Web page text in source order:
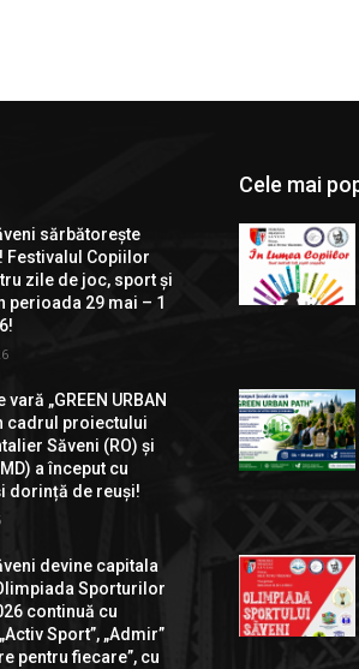
sărbătorește
Festivalul Copiilor
zile de joc, sport și
perioada 29 mai – 1
„GREEN URBAN
cadrul proiectului
Săveni (RO) și
a început cu
dorință de reuși!
devine capitala
Sporturilor
continuă cu
Sport”, „Admir”
pentru fiecare”, cu
Cele mai